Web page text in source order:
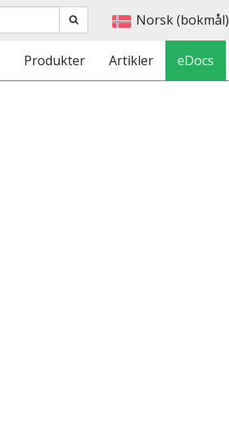
Norsk (bokmål)
Produkter Artikler eDocs